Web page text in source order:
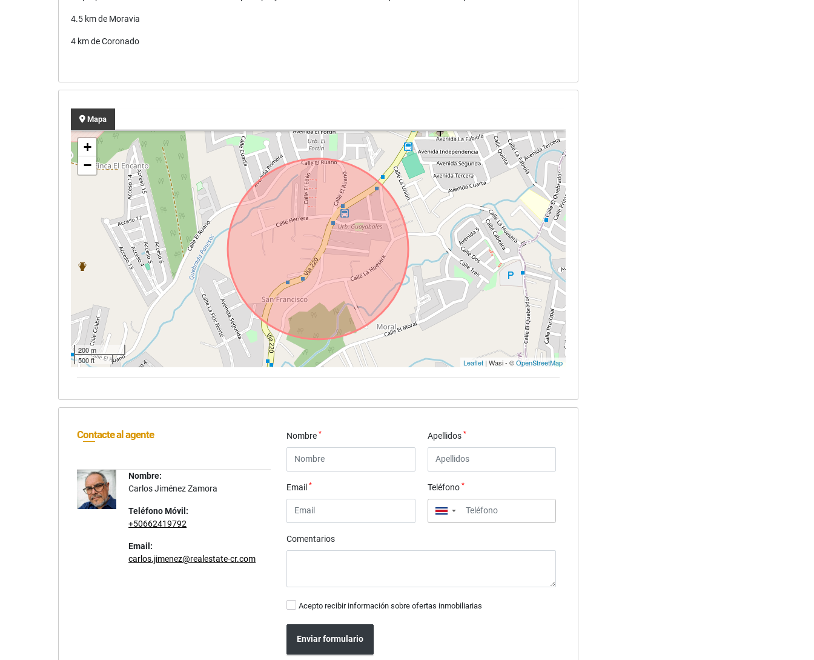
4.5 km de Moravia
4 km de Coronado
Mapa
+
−
200 m
500 ft
Leaflet | Wasi - ©OpenStreetMap
Contacte al agente
Nombre:
Carlos Jiménez Zamora
Teléfono Móvil:
+50662419792
Email:
carlos.jimenez@realestate-cr.com
Nombre* Apellidos *
Email* Teléfono *
▼
Comentarios
Acepto recibir información sobre ofertas inmobiliarias
Enviar formulario